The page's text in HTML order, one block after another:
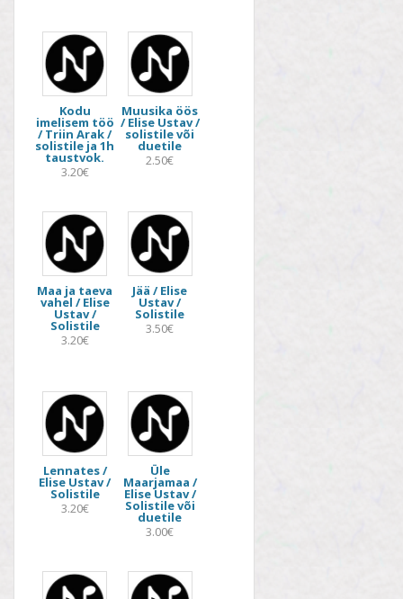
Kodu
imelisem töö
/ Triin Arak /
solistile ja 1h
taustvok.
3.20€
Muusika öös
/ Elise Ustav /
solistile või
duetile
2.50€
Maa ja taeva
vahel / Elise
Ustav /
Solistile
3.20€
Jää / Elise
Ustav /
Solistile
3.50€
Lennates /
Elise Ustav /
Solistile
3.20€
Üle
Maarjamaa /
Elise Ustav /
Solistile või
duetile
3.00€